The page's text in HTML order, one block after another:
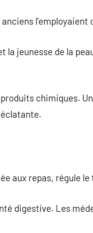
la jeunesse de la
chimiques.
aux repas, régule
digestive. Les